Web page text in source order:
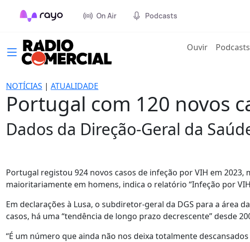
On Air Podcasts
Ouvir(current)
Podcasts
NOTÍCIAS | ATUALIDADE
Portugal com 120 novos
Dados da Direção-Geral da
Portugal registou 924 novos casos de infeção por VIH em
maioritariamente em homens, indica o relatório “Infeção por
Em declarações à Lusa, o subdiretor-geral da DGS para a área
casos, há uma “tendência de longo prazo decrescente” desde
“É um número que ainda não nos deixa totalmente